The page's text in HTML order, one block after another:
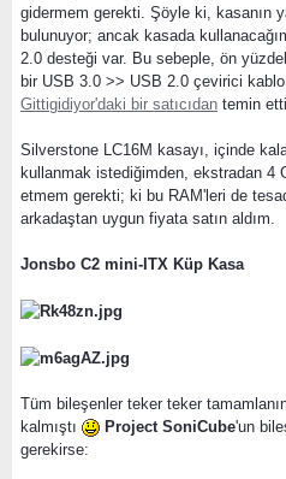
gidermem gerekti. Şöyle ki, kasanın
bulunuyor; ancak kasada
2.0 desteği var. Bu sebeple, ön
bir USB 3.0 >> USB 2.0 çevirici
Gittigidiyor'daki bir satıcıdan temin
Silverstone LC16M kasayı, içinde
kullanmak istediğimden, ekstradan 4
etmem gerekti; ki bu RAM'leri de
arkadaştan uygun fiyata satın aldım.
Jonsbo C2 mini-ITX Küp Kasa
Tüm bileşenler teker teker
kalmıştı
Project SoniCube'un
gerekirse: